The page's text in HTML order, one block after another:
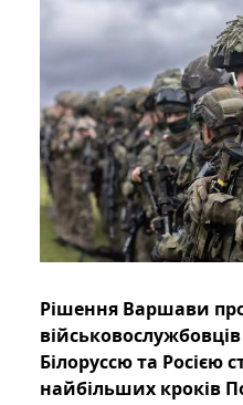
Рішення Варшави
Білоруссю та Росією
найбільших кроків